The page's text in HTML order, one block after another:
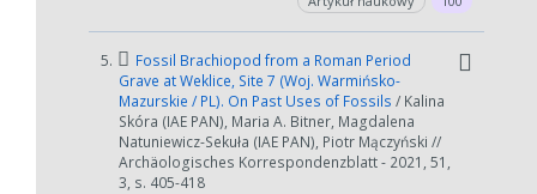
5.
Fossil Brachiopod from a Roman Period
Grave at Weklice, Site 7 (Woj. Warmińsko-
Mazurskie / PL). On Past Uses of Fossils / Kalina
Skóra (IAE PAN), Maria A. Bitner, Magdalena
Natuniewicz-Sekuła (IAE PAN), Piotr Mączyński //
Archäologisches Korrespondenzblatt - 2021, 51,
3, s. 405-418